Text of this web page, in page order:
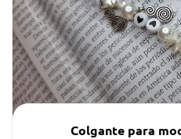
Colgante para